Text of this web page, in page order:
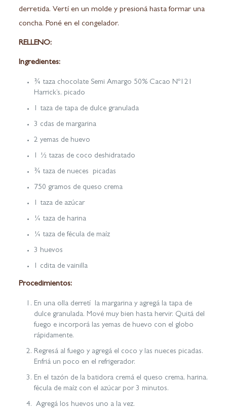
derretida. Vertí en un molde y presioná hasta formar una
concha. Poné en el congelador.
RELLENO:
Ingredientes:
¾ taza chocolate Semi Amargo 50% Cacao Nº121
Harrick’s, picado
1 taza de tapa de dulce granulada
3 cdas de margarina
2 yemas de huevo
1 ½ tazas de coco deshidratado
¾ taza de nueces picadas
750 gramos de queso crema
1 taza de azúcar
¼ taza de harina
¼ taza de fécula de maíz
3 huevos
1 cdita de vainilla
Procedimientos:
En una olla derretí la margarina y agregá la tapa de
dulce granulada. Mové muy bien hasta hervir. Quitá del
fuego e incorporá las yemas de huevo con el globo
rápidamente.
Regresá al fuego y agregá el coco y las nueces picadas.
Enfriá un poco en el refrigerador.
En el tazón de la batidora cremá el queso crema, harina,
fécula de maíz con el azúcar por 3 minutos.
Agregá los huevos uno a la vez.